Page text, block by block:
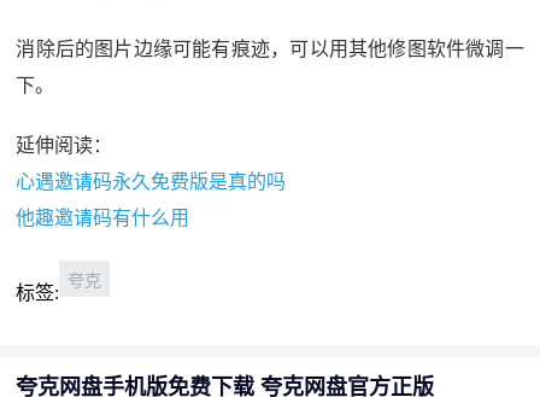
消除后的图片边缘可能有痕迹，可以用其他修图软件微调一
下。
延伸阅读：
心遇邀请码永久免费版是真的吗
他趣邀请码有什么用
标签:
夸克
夸克网盘手机版免费下载 夸克网盘官方正版